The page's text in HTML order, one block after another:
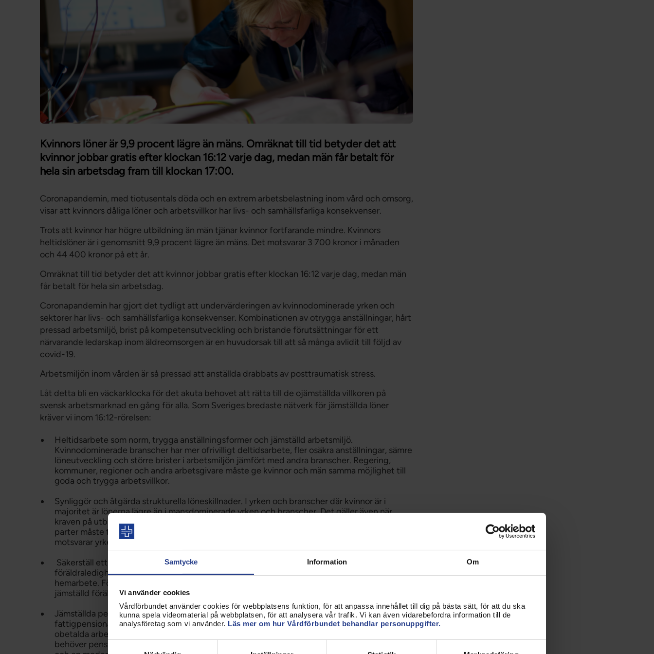
Samtycke Information Om
Vi använder cookies
Vårdförbundet använder cookies för webbplatsens funktion, för att anpassa innehållet till dig på bästa sätt, för att du ska
kunna spela videomaterial på webbplatsen, för att analysera vår trafik. Vi kan även vidarebefordra information till de
analysföretag som vi använder. Läs mer om hur Vårdförbundet behandlar personuppgifter.
Förtroendevald
Student
Chef
Kvinnors löner är 9,9 procent lägre än mäns. Omräknat till tid betyder det att
kvinnor jobbar gratis efter klockan 16:12 varje dag, medan män får betalt för
hela sin arbetsdag fram till klockan 17:00.
Coronapandemin, med tiotusentals döda och en extrem arbetsbelastning inom vård och omsorg,
visar att kvinnors dåliga löner och arbetsvillkor har livs- och samhällsfarliga konsekvenser.
Trots att kvinnor har högre utbildning än män tjänar kvinnor fortfarande mindre. Kvinnors
heltidslöner är i genomsnitt 9,9 procent lägre än mäns. Det motsvarar 3 700 kronor i månaden
och 44 400 kronor på ett år.
Omräknat till tid betyder det att kvinnor jobbar gratis efter klockan 16:12 varje dag, medan män
får betalt för hela sin arbetsdag.
Coronapandemin har gjort det tydligt att undervärderingen av kvinnodominerade yrken och
sektorer har livs- och samhällsfarliga konsekvenser. Kombinationen av otrygga anställningar, hårt
pressad arbetsmiljö, brist på kompetensutveckling och bristande förutsättningar för ett
närvarande ledarskap inom äldreomsorgen är en huvudorsak till att så många avlidit till följd av
covid-19.
Arbetsmiljön inom vården är så pressad att anställda drabbats av posttraumatisk stress.
Låt detta bli en väckarklocka för det akuta behovet att rätta till de ojämställda villkoren på
svensk arbetsmarknad en gång för alla. Som Sveriges bredaste nätverk för jämställda löner
kräver vi inom 16:12-rörelsen:
Heltidsarbete som norm, trygga anställningsformer och jämställd arbetsmiljö.
Kvinnodominerade branscher har mer ofrivilligt deltidsarbete, fler osäkra anställningar, sämre
löneutveckling och större brister i arbetsmiljön jämfört med andra branscher. Regering,
kommuner, regioner och andra arbetsgivare måste ge kvinnor och män samma möjlighet till
goda och trygga arbetsvillkor.
Synliggör och åtgärda strukturella löneskillnader. I yrken och branscher där kvinnor är i
majoritet är lönerna lägre än i mansdominerade yrken och branscher. Det gäller även när
kraven på utbildning, färdigheter och ansvar är likvärdiga. Staten och arbetsmarknadens
parter måste ta sitt ansvar och bryta denna strukturella värdediskriminering så att löneläget
motsvarar yrkets krav på hela arbetsmarknaden.
Säkerställ ett mer jämställt uttag av föräldraledigheten. Män tar ut en knapp tredjedel av
föräldraledigheten, fyrtio procent av all vab och utför varje dag en timme mindre obetalt
hemarbete. För att bryta mönstret krävs att regering och riksdag tar tydliga steg för en
jämställd föräldraförsäkring.
Jämställda pensioner. Kvinnor har 31 procent lägre pensioner än män och två tredjedelar av
fattigpensionärerna i Sverige är kvinnor. Jämställda löner och en jämnare fördelning av det
obetalda arbetet krävs för jämställda pensioner, men en sådan förändring tar tid. Därför
behöver pensionssystemet reformeras genom bland annat en höjning av pensionsavgiften